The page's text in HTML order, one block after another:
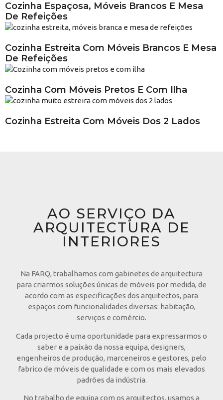
Cozinha Espaçosa, Móveis Brancos E Mesa
De Refeições
Cozinha Estreita Com Móveis Brancos E Mesa
De Refeições
Cozinha Com Móveis Pretos E Com Ilha
Cozinha Estreita Com Móveis Dos 2 Lados
AO SERVIÇO DA
ARQUITECTURA DE
INTERIORES
Na FARQ, trabalhamos com gabinetes de arquitectura
para criarmos soluções únicas de móveis por medida, de
acordo com as especificações dos arquitectos, para
espaços com funcionalidades diversas: habitação,
serviços e comércio.
Cada projecto é uma oportunidade para expressarmos o
saber e a paixão da nossa equipa, designers,
engenheiros de produção, marceneiros e gestores, pelo
fabrico de móveis de qualidade e com os mais elevados
padrões da indústria.
No trabalho de equipa com os arquitectos, usamos a